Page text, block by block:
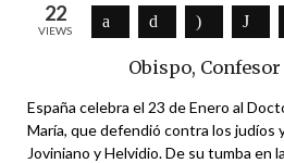
22
VIEWS
Obispo,
España celebra el 23 de Enero al
María, que defendió contra los judíos
Joviniano y Helvidio. De su tumba en